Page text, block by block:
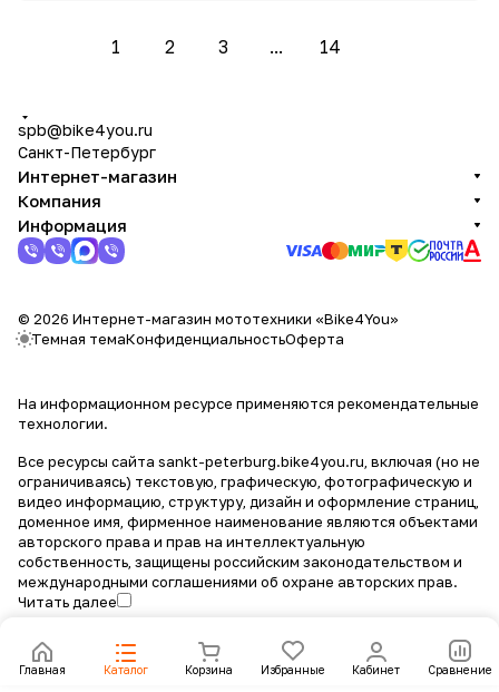
1 2 3 ... 14
Главная Каталог Корзина Избранные Кабинет Сравнение
spb@bike4you.ru
Санкт-Петербург
Интернет-магазин
Компания
Информация
© 2026 Интернет-магазин мототехники «Bike4You»
Темная темаКонфиденциальностьОферта
На информационном ресурсе применяются рекомендательные
технологии.
Все ресурсы сайта sankt-peterburg.bike4you.ru, включая (но не
ограничиваясь) текстовую, графическую, фотографическую и
видео информацию, структуру, дизайн и оформление страниц,
доменное имя, фирменное наименование являются объектами
авторского права и прав на интеллектуальную
собственность, защищены российским законодательством и
международными соглашениями об охране авторских прав.
Читать далее